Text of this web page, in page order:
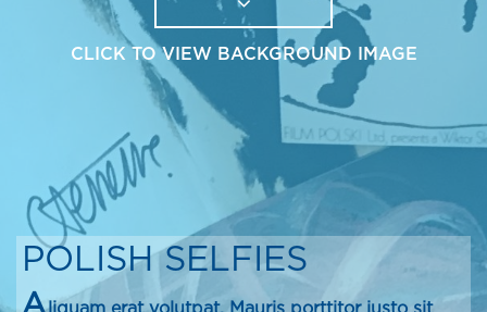
CLICK TO VIEW BACKGROUND IMAGE
POLISH SELFIES
Aliquam erat volutpat. Mauris porttitor justo sit